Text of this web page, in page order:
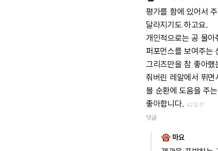
평가를 함에 있어서
달라지기도 하고요.
개인적으로는공 몰아
퍼포먼스를 보여주는
그리즈만을 참 좋아했
줘버린 레알에서 뛰면
볼 순환에 도움을 주는
좋아합니다. 42일 전
댓글
마요